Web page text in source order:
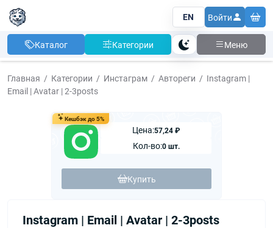
EN Войти
Каталог Категории Тема Меню
Главная Категории Инстаграм Автореги
Instagram |
Email | Avatar | 2-3posts
Кешбэк до 5%
Цена:57,24 ₽
Кол-во:0 шт.
Купить
Instagram | Email | Avatar | 2-3posts